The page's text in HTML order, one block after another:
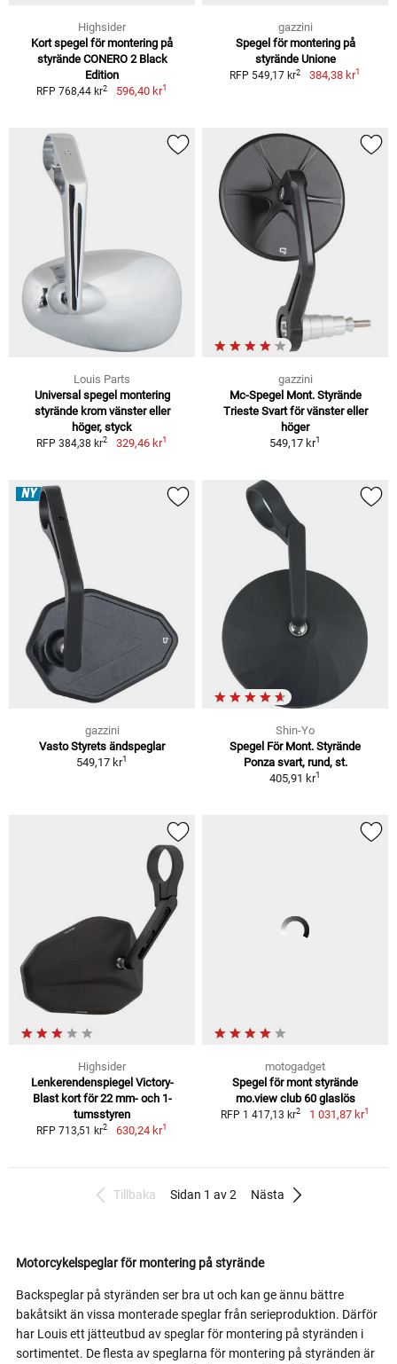
Highsider
Kort spegel för montering på
styrände CONERO 2 Black
Edition
RFP 768,44 kr2 596,40 kr1
gazzini
Spegel för montering på
styrände Unione
RFP 549,17 kr2 384,38 kr1
Louis Parts
Universal spegel montering
styrände krom vänster eller
höger, styck
RFP 384,38 kr2 329,46 kr1
gazzini
Mc-Spegel Mont. Styrände
Trieste Svart för vänster eller
höger
549,17 kr1
NY
gazzini
Vasto Styrets ändspeglar
549,17 kr1
Shin-Yo
Spegel För Mont. Styrände
Ponza svart, rund, st.
405,91 kr1
Highsider
Lenkerendenspiegel Victory-
Blast kort för 22 mm- och 1-
tumsstyren
RFP 713,51 kr2 630,24 kr1
motogadget
Spegel för mont styrände
mo.view club 60 glaslös
RFP 1 417,13 kr2 1 031,87 kr1
Tillbaka Sidan 1 av 2 Nästa
Motorcykelspeglar för montering på styrände
Backspeglar på styränden ser bra ut och kan ge ännu bättre
bakåtsikt än vissa monterade speglar från serieproduktion. Därför
har Louis ett jätteutbud av speglar för montering på styränden i
sortimentet. De flesta av speglarna för montering på styränden är